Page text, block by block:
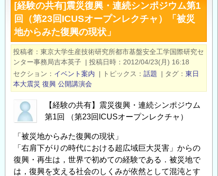
長
の
算
定
根
の
[経験の共有]震災復興・連続シンポジウム第1
回（第23回ICUSオープンレクチャ）「被災
地からみた復興の現状」
投稿者
東京大学生産技術研究所都市基盤安全工学国際研究セ
ンター事務局吉本英子 | 投稿日時
2012/04/23(月) 16:18
セクション
イベント案内 | トピックス 話題 | タグ
東日
本大震災 復興 公開講演会
【経験の共有】震災復興・連続シンポジウム
第1回 （第23回ICUSオープンレクチャ）
「被災地からみた復興の現状」
「右肩下がりの時代における超広域巨大災害」からの
復興・再生は，世界で初めての経験である．被災地で
は，復興を支える社会のしくみが依然として混沌とす